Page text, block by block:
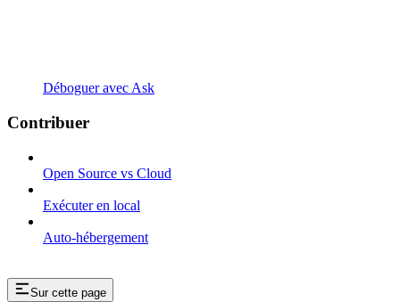
Déboguer avec Ask
Contribuer
Open Source vs Cloud
Exécuter en local
Auto-hébergement
Sur cette page